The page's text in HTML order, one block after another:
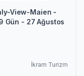
View-Maien -
Gün - 27 Ağustos
İkram Turizm